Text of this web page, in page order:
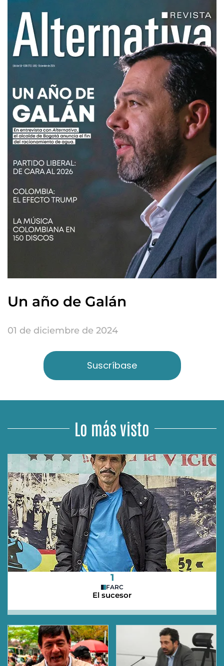
Un año de Galán
01 de diciembre de 2024
Suscríbase
Lo más visto
1
FARC
El sucesor